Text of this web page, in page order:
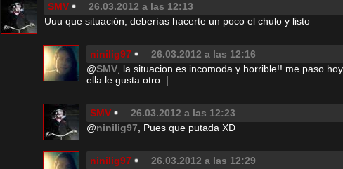
SMV 26.03.2012 a las 12:13
Uuu que situación, deberías hacerte un poco el chulo y listo
ninilig97 26.03.2012 a las 12:16
@SMV , la situacion es incomoda y horrible!! me paso
ella le gusta otro :|
SMV 26.03.2012 a las 12:23
@ninilig97 , Pues que putada XD
ninilig97 26.03.2012 a las 12:29